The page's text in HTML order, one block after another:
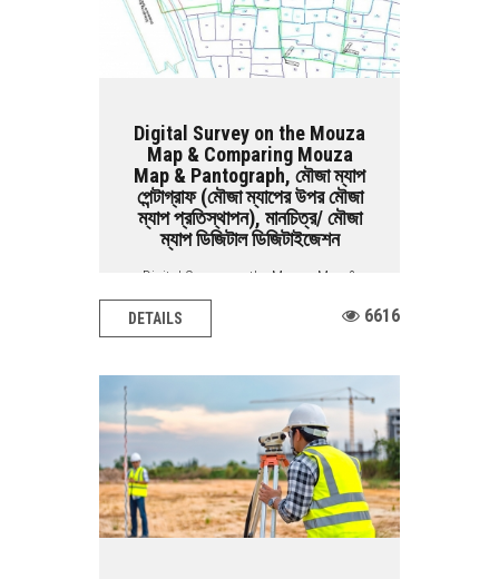
Digital Survey on the Mouza
Map & Comparing Mouza
Map & Pantograph, মৌজা ম্যাপ
পেন্টাগ্রাফ (মৌজা ম্যাপের উপর মৌজা
ম্যাপ প্রতিস্থাপন), মানচিত্র/ মৌজা
ম্যাপ ডিজিটাল ডিজিটাইজেশন
Digital Survey on the Mouza Map &
Comparing Mouza Map & Pantograph
DETAILS 6616